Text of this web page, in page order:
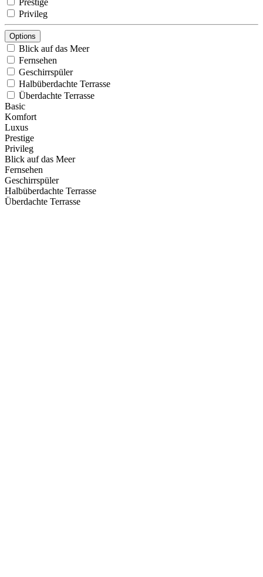
Privileg
Options
Blick auf das Meer
Fernsehen
Geschirrspüler
Halbüberdachte Terrasse
Überdachte Terrasse
Basic
Komfort
Luxus
Prestige
Privileg
Blick auf das Meer
Fernsehen
Geschirrspüler
Halbüberdachte Terrasse
Überdachte Terrasse